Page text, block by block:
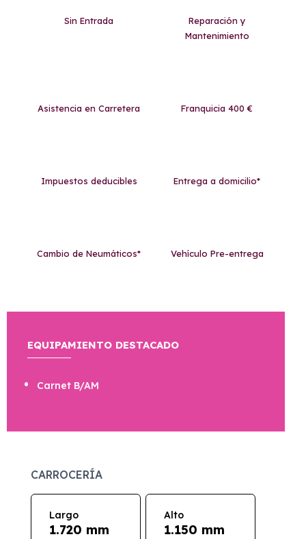
Sin Entrada
Reparación y
Mantenimiento
Asistencia en Carretera Franquicia 400 €
Impuestos deducibles Entrega a domicilio*
Cambio de Neumáticos* Vehículo Pre-entrega
EQUIPAMIENTO DESTACADO
Carnet B/AM
CARROCERÍA
Largo
1.720 mm
Alto
1.150 mm